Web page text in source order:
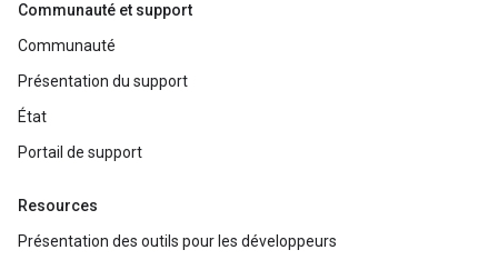
Communauté et support
Communauté
Présentation du support
État
Portail de support
Resources
Présentation des outils pour les développeurs